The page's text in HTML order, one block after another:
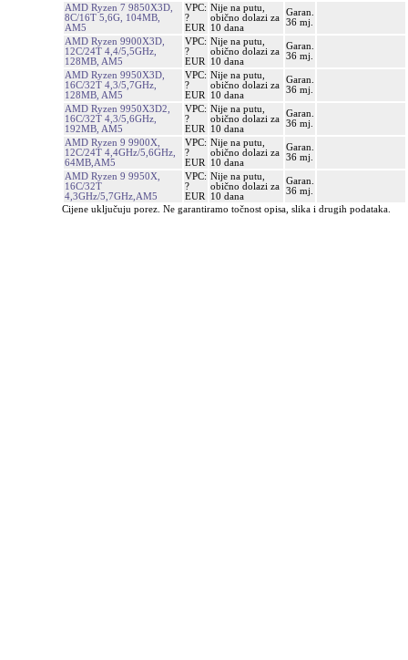
AMD Ryzen 7 9850X3D,
8C/16T 5,6G, 104MB,
AM5
VPC:
?
EUR
Nije na putu,
obično dolazi za
10 dana
Garan.
36 mj.
AMD Ryzen 9900X3D,
12C/24T 4,4/5,5GHz,
128MB, AM5
VPC:
?
EUR
Nije na putu,
obično dolazi za
10 dana
Garan.
36 mj.
AMD Ryzen 9950X3D,
16C/32T 4,3/5,7GHz,
128MB, AM5
VPC:
?
EUR
Nije na putu,
obično dolazi za
10 dana
Garan.
36 mj.
AMD Ryzen 9950X3D2,
16C/32T 4,3/5,6GHz,
192MB, AM5
VPC:
?
EUR
Nije na putu,
obično dolazi za
10 dana
Garan.
36 mj.
AMD Ryzen 9 9900X,
12C/24T 4,4GHz/5,6GHz,
64MB,AM5
VPC:
?
EUR
Nije na putu,
obično dolazi za
10 dana
Garan.
36 mj.
AMD Ryzen 9 9950X,
16C/32T
4,3GHz/5,7GHz,AM5
VPC:
?
EUR
Nije na putu,
obično dolazi za
10 dana
Garan.
36 mj.
Cijene uključuju porez. Ne garantiramo točnost opisa, slika i drugih podataka.